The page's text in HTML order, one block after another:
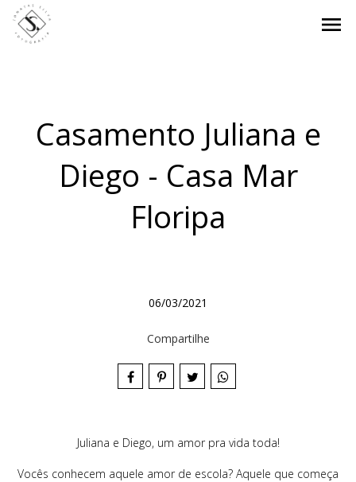
menu
Casamento Juliana e
Diego - Casa Mar
Floripa
06/03/2021
Compartilhe
Juliana e Diego, um amor pra vida toda!
Vocês conhecem aquele amor de escola? Aquele que começa